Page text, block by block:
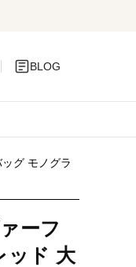
BLOG
グ モノグラ
ーフ
ッド 大